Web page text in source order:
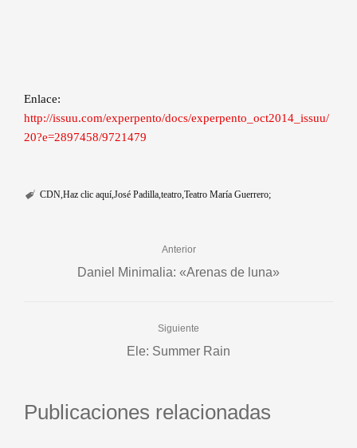
Enlace:
http://issuu.com/experpento/docs/experpento_oct2014_issuu/
20?e=2897458/9721479
CDN Haz clic aquí José Padilla teatro Teatro María Guerrero;
Anterior
Daniel Minimalia: «Arenas de luna»
Siguiente
Ele: Summer Rain
Publicaciones relacionadas